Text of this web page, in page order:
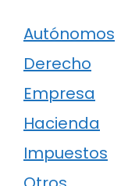
Autónomos
Derecho
Empresa
Hacienda
Impuestos